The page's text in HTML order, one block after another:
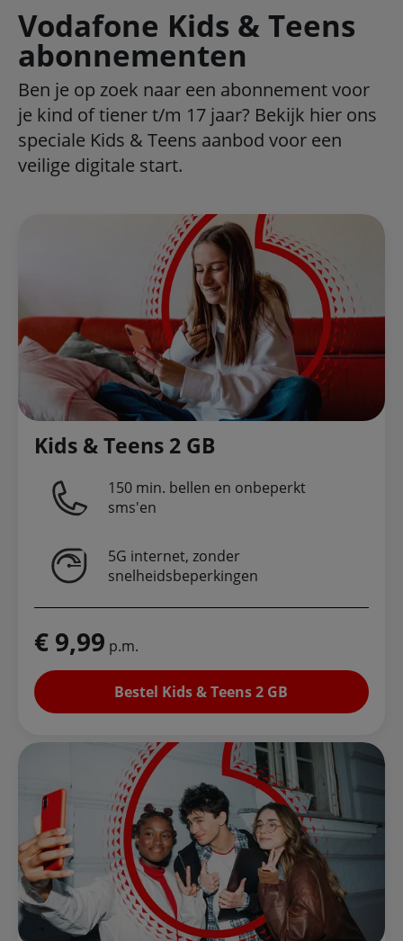
Vodafone Kids & Teens
abonnementen
Ben je op zoek naar een abonnement voor
je kind of tiener t/m 17 jaar? Bekijk hier ons
speciale Kids & Teens aanbod voor een
veilige digitale start.
Kids & Teens 2 GB
150 min. bellen en onbeperkt
sms'en
5G internet, zonder
snelheidsbeperkingen
€ 9,99 p.m.
Bestel Kids & Teens 2 GB